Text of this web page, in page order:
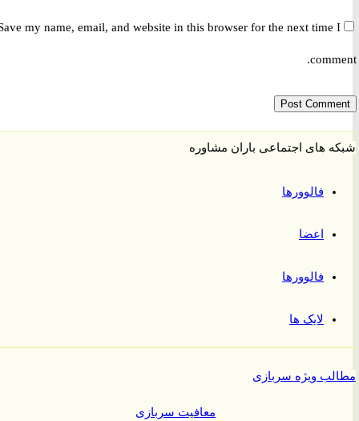
Save my name, email, and website in this browser for the next time
های اجتماعی باران مشاوره
فالوورها
اعضا
فالوورها
لایک ها
ویژه سربازی
معافیت سربازی